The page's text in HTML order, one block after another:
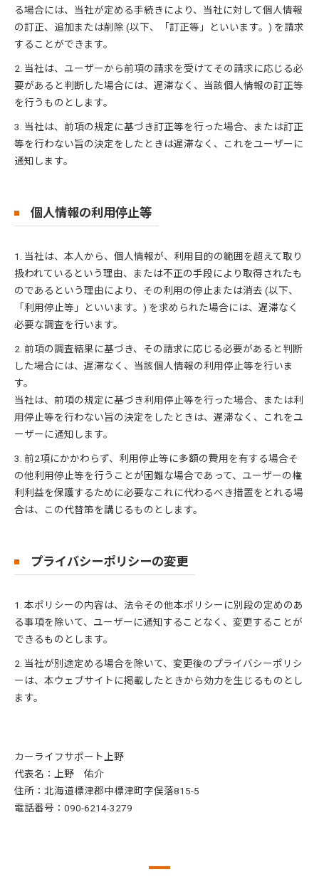
る場合には、当社が定める手続きにより、当社に対して個人情報
の訂正、追加または削除 (以下、「訂正等」といいます。) を請求
することができます。
2. 当社は、ユーザーから前項の請求を受けてその請求に応じる必
要があると判断した場合には、遅滞なく、当該個人情報の訂正等
を行うものとします。
3. 当社は、前項の規定に基づき訂正等を行った場合、または訂正
等を行わない旨の決定をしたときは遅滞なく、これをユーザーに
通知します。
個人情報の利用停止等
1. 当社は、本人から、個人情報が、利用目的の範囲を超えて取り
扱われているという理由、または不正の手段により取得されたも
のであるという理由により、その利用の停止または消去 (以下、
「利用停止等」といいます。) を求められた場合には、遅滞なく
必要な調査を行います。
2. 前項の調査結果に基づき、その請求に応じる必要があると判断
した場合には、遅滞なく、当該個人情報の利用停止等を行いま
す。
当社は、前項の規定に基づき利用停止等を行った場合、または利
用停止等を行わない旨の決定をしたときは、遅滞なく、これをユ
ーザーに通知します。
3. 前2項にかかわらず、利用停止等に多額の費用を有する場合そ
の他利用停止等を行うことが困難な場合であって、ユーザーの権
利利益を保護するために必要なこれに代わるべき措置をとれる場
合は、この代替策を講じるものとします。
プライバシーポリシーの変更
1. 本ポリシーの内容は、法令その他本ポリシーに別段の定めのあ
る事項を除いて、ユーザーに通知することなく、変更することが
できるものとします。
2. 当社が別途定める場合を除いて、変更後のプライバシーポリシ
ーは、本ウェブサイトに掲載したときから効力を生じるものとし
ます。
カーライフサポート上野
代表名：上野 佑介
住所：北海道標津郡中標津町字俣落815-5
電話番号：090-6214-3279